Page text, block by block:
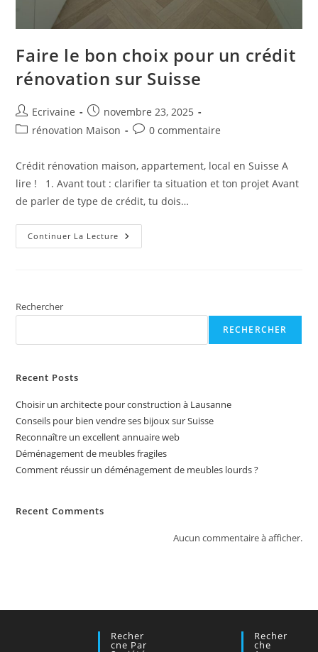
Faire le bon choix pour un crédit
rénovation sur Suisse
Auteur/autrice
de
Ecrivaine
Publication
publiée :
novembre 23, 2025
Postrénovation Maison
Commentaires
publication :
0 commentaire
Crédit rénovation maison, appartement, local en Suisse A
lire ! 1. Avant tout : clarifier ta situation et ton projet Avant
de parler de type de crédit, tu dois…
Continuer La Lecture Faire
Le
Sur
Rechercher
RECHERCHER
Recent Posts
Choisir un architecte pour construction à Lausanne
Conseils pour bien vendre ses bijoux sur Suisse
Reconnaître un excellent annuaire web
Déménagement de meubles fragiles
Comment réussir un déménagement de meubles lourds ?
Recent Comments
Aucun commentaire à afficher.
Recher
Cne Par
Recher
Che